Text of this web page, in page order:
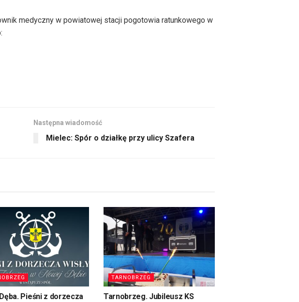
medyczny w powiatowej stacji pogotowia ratunkowego w
Następna wiadomość
Mielec: Spór o działkę przy ulicy Szafera
Pieśni z dorzecza
TARNOBRZEG
Tarnobrzeg. Jubileusz KS